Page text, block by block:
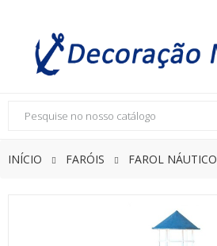
INÍCIO FARÓIS FAROL NÁUTICO